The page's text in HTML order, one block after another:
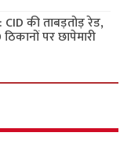
की ताबड़तोड़ रेड,
पर छापेमारी